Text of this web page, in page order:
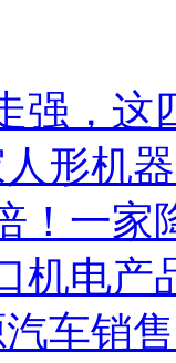
强，这
形机
！一家
机电产
车销